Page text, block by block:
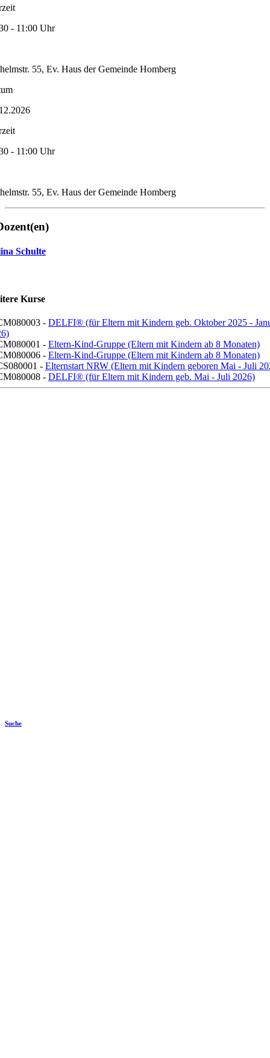
- 11:00 Uhr
55, Ev. Haus der Gemeinde Homberg
- 11:00 Uhr
55, Ev. Haus der Gemeinde Homberg
Schulte
Kurse
- DELFI® (für Eltern mit Kindern geb. Oktober 2025 -
- Eltern-Kind-Gruppe (Eltern mit Kindern ab 8 Monaten)
- Eltern-Kind-Gruppe (Eltern mit Kindern ab 8 Monaten)
- Elternstart NRW (Eltern mit Kindern geboren Mai - Juli
- DELFI® (für Eltern mit Kindern geb. Mai - Juli 2026)
Suche